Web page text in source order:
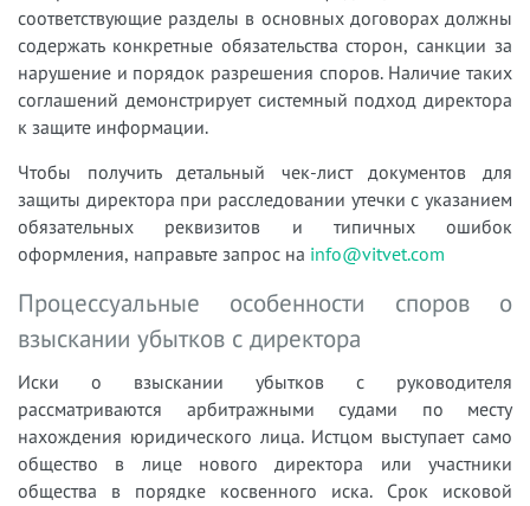
соответствующие разделы в основных договорах должны
содержать конкретные обязательства сторон, санкции за
нарушение и порядок разрешения споров. Наличие таких
соглашений демонстрирует системный подход директора
к защите информации.
Чтобы получить детальный чек-лист документов для
защиты директора при расследовании утечки с указанием
обязательных реквизитов и типичных ошибок
оформления, направьте запрос на info@vitvet.com
Процессуальные особенности споров о
взыскании убытков с директора
Иски о взыскании убытков с руководителя
рассматриваются арбитражными судами по месту
нахождения юридического лица. Истцом выступает само
общество в лице нового директора или участники
общества в порядке косвенного иска. Срок исковой